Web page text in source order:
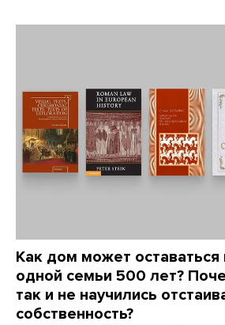
Как дом может оставаться
одной семьи 500 лет?
так и не научились
собственность?